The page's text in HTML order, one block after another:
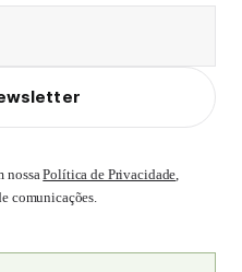
nossaPolítica de Privacidade,
comunicações.